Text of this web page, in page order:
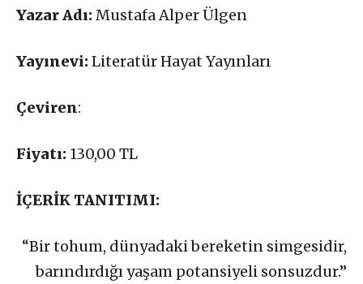
Yazar Adı:Mustafa Alper Ülgen
Yayınevi:Literatür Hayat Yayınları
Çeviren:
Fiyatı: 130,00 TL
İÇERİK TANITIMI:
“Bir tohum, dünyadaki bereketin simgesidir,
barındırdığı yaşam potansiyeli sonsuzdur.”